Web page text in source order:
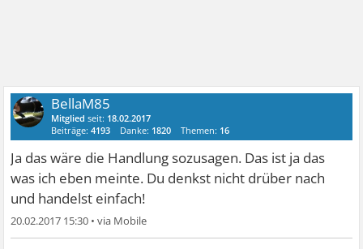
BellaM85
Mitglied seit: 18.02.2017
Beiträge:4193 Danke: 1820 Themen: 16
Ja das wäre die Handlung sozusagen. Das ist ja das
was ich eben meinte. Du denkst nicht drüber nach
und handelst einfach!
20.02.2017 15:30 •